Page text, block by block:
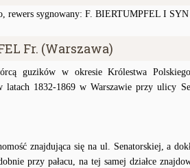
rewers sygnowany: F. BIERTUMPFEL I
Fr. (Warszawa)
guzików w okresie Królestwa
latach 1832-1869 w Warszawie przy ulicy
znajdująca się na ul. Senatorskiej, a
przy pałacu, na tej samej działce